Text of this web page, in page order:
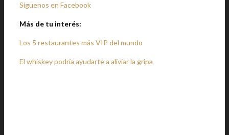
Síguenos en Facebook
Más de tu interés:
Los 5 restaurantes más VIP del mundo
El whiskey podría ayudarte a aliviar la gripa